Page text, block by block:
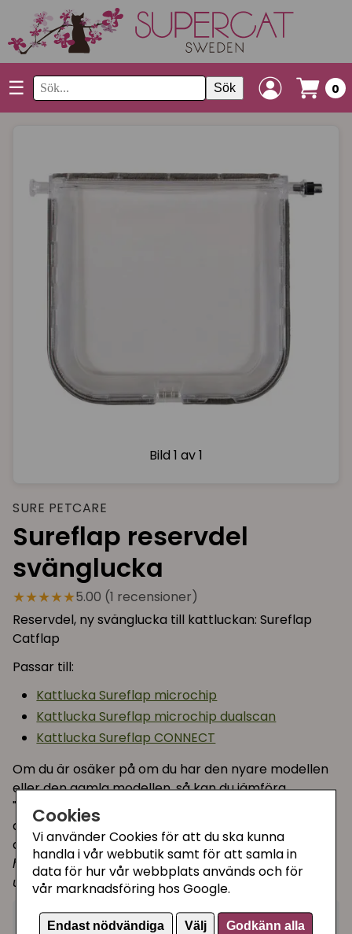
Cookies
Vi använder Cookies för att du ska kunna
handla i vår webbutik samt för att samla in
data för hur vår webbplats används och för
vår marknadsföring hos Google.
Endast nödvändiga Välj Godkänn alla
☰ Sök 0
Bild 1 av 1
SURE PETCARE
Sureflap reservdel
svänglucka
★★★★★5.00 (1 recensioner)
Reservdel, ny svänglucka till kattluckan: Sureflap
Catflap
Passar till:
Kattlucka Sureflap microchip
Kattlucka Sureflap microchip dualscan
Kattlucka Sureflap CONNECT
Om du är osäker på om du har den nyare modellen
eller den gamla modellen, så kan du jämföra
"ploppen" uppe till höger på denna produktbild med
den svänglucka du har hemma. Är den svart som på
denna bild så har du den nyare varianten.(Tyvärr
har den äldre modellen på reservdels-luckan
utgått ur produktion).